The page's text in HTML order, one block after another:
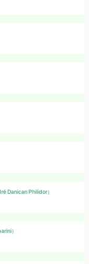
Danican Philidor）
）